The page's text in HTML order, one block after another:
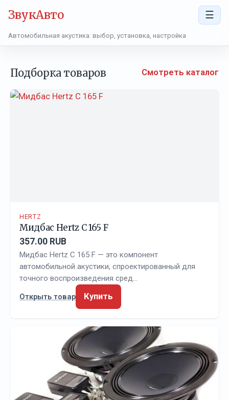
ЗвукАвто ☰
Автомобильная акустика: выбор, установка, настройка
Подборка товаров Смотреть каталог
HERTZ
Мидбас Hertz C 165 F
357.00 RUB
Мидбас Hertz C 165 F — это компонент
автомобильной акустики, спроектированный для
точного воспроизведения сред…
Открыть товар
Купить